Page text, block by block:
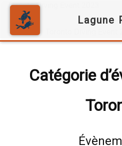
Toronto Diving Event 2023
Home
Catégorie